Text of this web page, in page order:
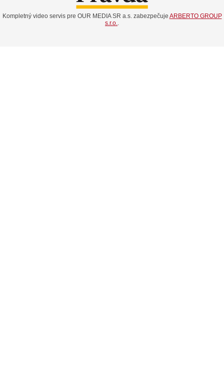
Kompletný video servis pre OUR MEDIA SR a.s. zabezpečuje ARBERTO GROUP
s.r.o..